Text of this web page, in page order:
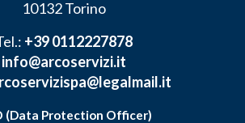
10132 Torino
+39 0112227878
info@arcoservizi.it
(Data Protection Officer)